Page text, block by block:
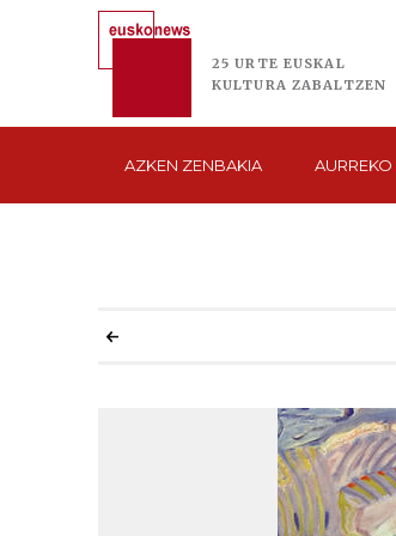
25 URTE EUSKAL
KULTURA ZABALTZEN
AZKEN ZENBAKIA AURREKO